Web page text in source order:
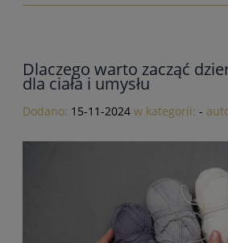
Dlaczego warto zacząć
dla ciała i umysłu
Dodano: 15-11-2024 w kategorii: -